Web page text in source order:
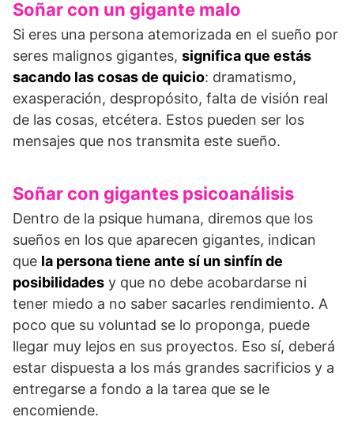
Soñar con un gigante malo
Si eres una persona atemorizada en el sueño por
seres malignos gigantes, significa que estás
sacando las cosas de quicio: dramatismo,
exasperación, despropósito, falta de visión real
de las cosas, etcétera. Estos pueden ser los
mensajes que nos transmita este sueño.
Soñar con gigantes psicoanálisis
Dentro de la psique humana, diremos que los
sueños en los que aparecen gigantes, indican
que la persona tiene ante sí un sinfín de
posibilidades y que no debe acobardarse ni
tener miedo a no saber sacarles rendimiento. A
poco que su voluntad se lo proponga, puede
llegar muy lejos en sus proyectos. Eso sí, deberá
estar dispuesta a los más grandes sacrificios y a
entregarse a fondo a la tarea que se le
encomiende.